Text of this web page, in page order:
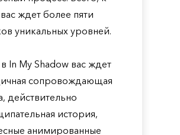
ждет более пяти
уникальных уровней.
In My Shadow вас ждет
сопровождающая
действительно
история,
анимированные